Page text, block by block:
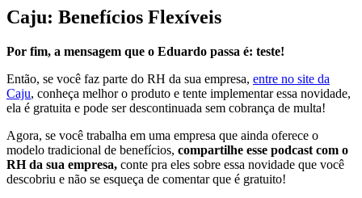
Caju: Benefícios Flexíveis
Por fim, a mensagem que o Eduardo passa é: teste!
Então, se você faz parte do RH da sua empresa, entre no site da
Caju, conheça melhor o produto e tente implementar essa novidade,
ela é gratuita e pode ser descontinuada sem cobrança de multa!
Agora, se você trabalha em uma empresa que ainda oferece o
modelo tradicional de benefícios, compartilhe esse podcast com o
RH da sua empresa, conte pra eles sobre essa novidade que você
descobriu e não se esqueça de comentar que é gratuito!